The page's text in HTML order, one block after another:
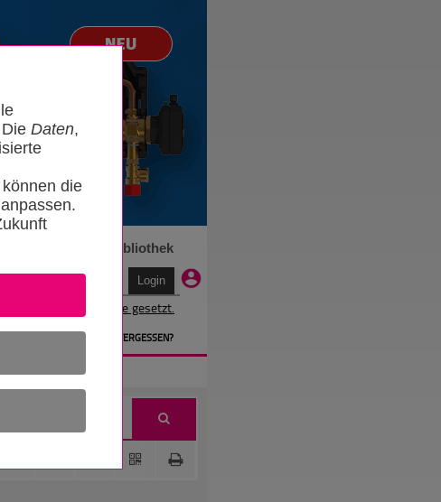
Daten,
die
anpassen.
Bibliothek
Dafür wird ein Cookie gesetzt.
» PASSWORT VERGESSEN?